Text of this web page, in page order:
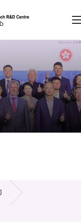
录
繁 简